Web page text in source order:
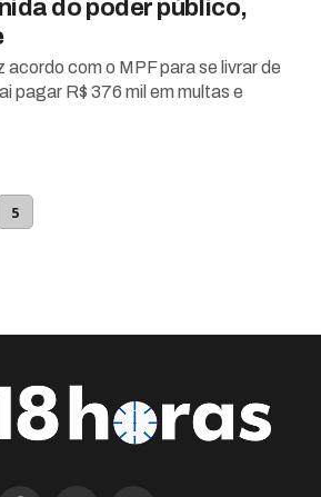
do poder público,
acordo com o MPF para se livrar de
pagar R$ 376 mil em multas e
5